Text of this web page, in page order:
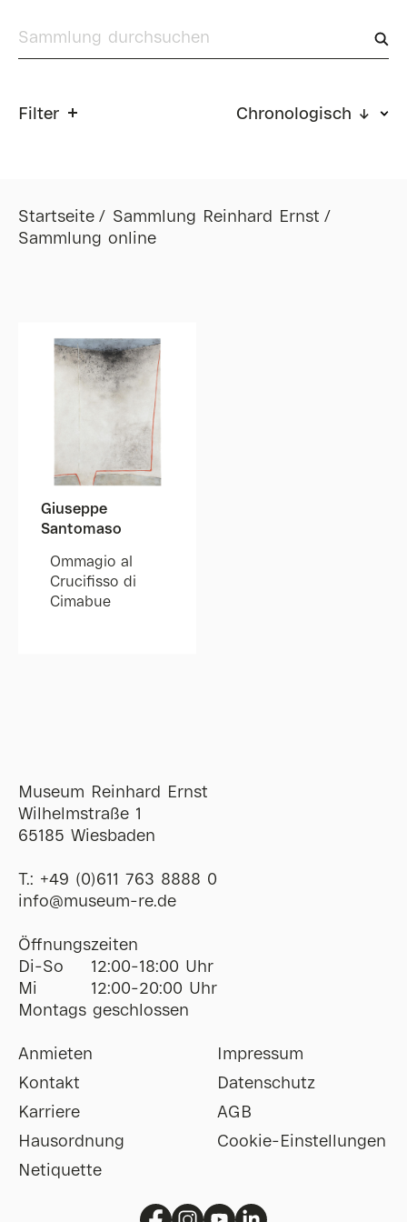
Filter Chronologisch ↓
Startseite
Sammlung Reinhard Ernst
Sammlung online
Giuseppe
Santomaso
Ommagio al
Crucifisso di
Cimabue
Museum Reinhard Ernst
Wilhelmstraße 1
65185 Wiesbaden
T.: +49 (0)611 763 8888 0
ofni@museum-re de
Öffnungszeiten
Di-So
12:00-18:00 Uhr
Mi
12:00-20:00 Uhr
Montags geschlossen
Anmieten
Kontakt
Karriere
Hausordnung
Netiquette
Impressum
Datenschutz
AGB
Cookie-Einstellungen